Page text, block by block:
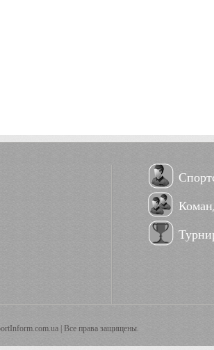
| Все права защищены.